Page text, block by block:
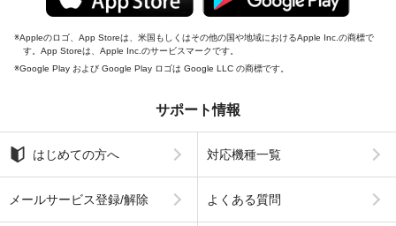
Appleのロゴ、App Storeは、米国もしくはその他の国や地域におけるApple Inc.の商標で
す。App Storeは、Apple Inc.のサービスマークです。
Google Play および Google Play ロゴは Google LLC の商標です。
サポート情報
はじめての方へ 対応機種一覧
メールサービス登録/解除 よくある質問